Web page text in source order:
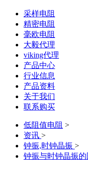
采样电阻
精密电阻
毫欧电阻
大毅代理
viking代理
产品中心
行业信息
产品资料
关于我们
联系购买
低阻值电阻 >
资讯 >
钟振,时钟晶振 >
钟振与时钟晶振的